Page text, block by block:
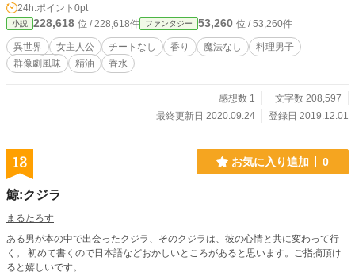
一部、フィクションですが、アロマの効果・効能、アロマク
ラフトの作成方法・使用方法、エッセンシャルオイルの効
果・使用法などについてはほぼノンフィクションです。 た
だし、全8章中、6～8章に出てくる使用方法は絶対にマネし
ないでください。 また、ノンフィクション部分(特に後書き
ラピー図鑑』などを参考文献として使用しております(詳しく
は後書きにまとめます)。 ※同名タイトルで小説家になろう、
24h.ポイント 0pt
小説 228,618 位 / 228,618件 ファンタジー 53,260 位 / 53,260件
異世界 女主人公 チートなし 香り 魔法なし
料理男子
群像劇風味
精油 香水
感想数 1
文字数 208,597
最終更新日 2020.09.24
登録日 2019.12.01
13 お気に入り追加 0
鯨:クジラ
まるたろす
ある男が本の中で出会ったクジラ、そのクジラは、彼の心情と共に変わって行
く。 初めて書くので日本語などおかしいところがあると思います。ご指摘頂け
ると嬉しいです。